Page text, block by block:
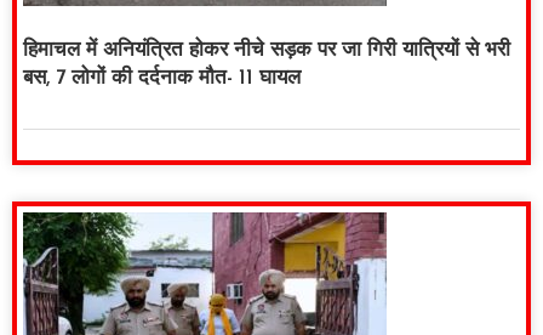
हिमाचल में अनियंत्रित होकर नीचे सड़क पर जा गिरी यात्रियों से भरी
बस, 7 लोगों की दर्दनाक मौत- 11 घायल